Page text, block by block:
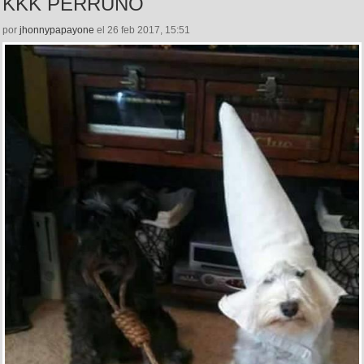
por jhonnypapayone el 26 feb 2017, 15:51